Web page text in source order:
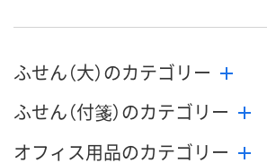
ふせん（大）のカテゴリー
ふせん（付箋）のカテゴリー
オフィス用品のカテゴリー